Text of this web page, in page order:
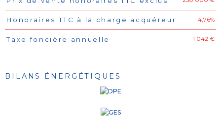
Honoraires TTC à la charge acquéreur 4,76%
Taxe foncière annuelle 1 042 €
BILANS ÉNERGÉTIQUES